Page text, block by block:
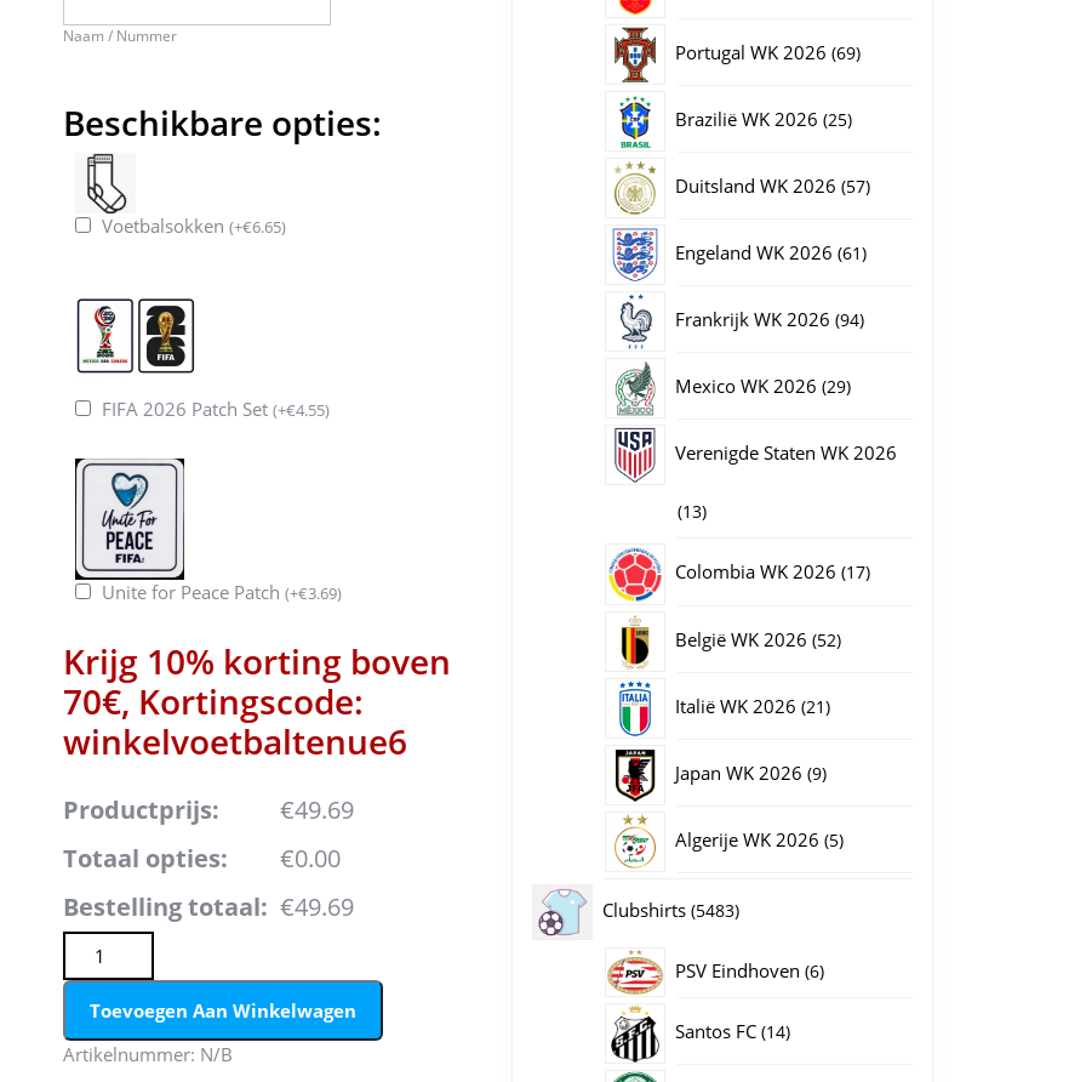
Naam / Nummer
Beschikbare opties:
Voetbalsokken(+€6.65)
FIFA 2026 Patch Set(+€4.55)
Unite for Peace Patch(+€3.69)
Krijg 10% korting boven
70€, Kortingscode:
winkelvoetbaltenue6
Productprijs:
€49.69
Totaal opties:
€0.00
Bestelling totaal: €49.69
België WK 2026 Thuistenue Heren – Dodi Lukebakio #14 Voetbalshirt + Short aantal
Toevoegen Aan Winkelwagen
Artikelnummer: N/B
Portugal WK 2026 6969
Brazilië WK 2026 2525
Duitsland WK 2026 5757
Engeland WK 2026 6161
Frankrijk WK 2026 9494
Mexico WK 2026 2929
Verenigde Staten WK 2026
1313
producten
Colombia WK 2026 1717
België WK 2026 5252
Italië WK 2026 2121
Japan WK 2026 99
Algerije WK 2026 55
Clubshirts 54835483
producten
PSV Eindhoven 66
Santos FC 1414